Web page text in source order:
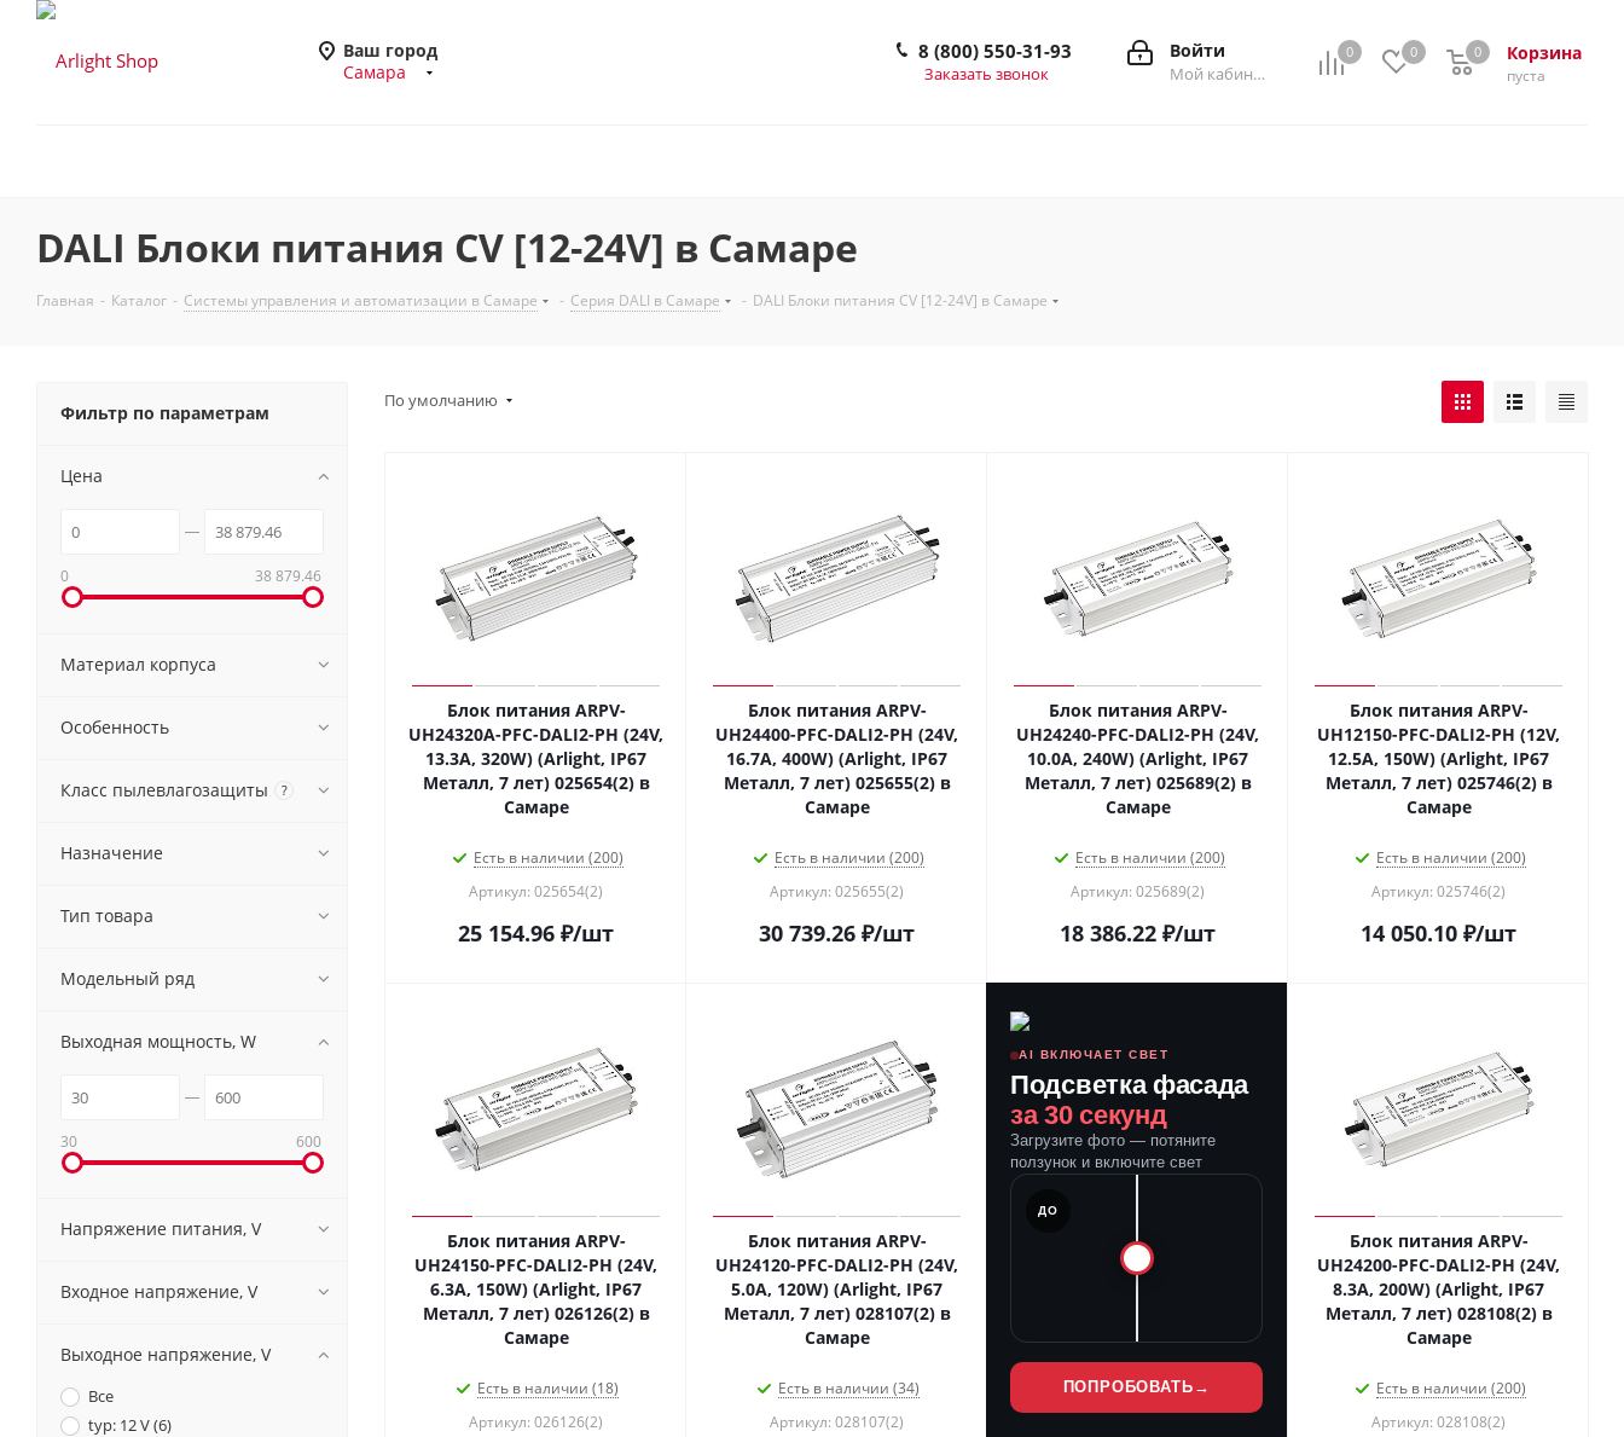
Ваш город
Самара
0 0 Корзина
0
пуста
0
Войти
Мой кабинет
8 (800) 550-31-93
Заказать звонок
DALI Блоки питания CV [12-24V] в Самаре
Главная - Каталог - Системы управления и автоматизации в Самаре - Серия DALI в Самаре - DALI Блоки питания CV [12-24V] в Самаре
По умолчанию
Блок питания ARPV-
UH24320A-PFC-DALI2-PH (24V,
13.3A, 320W) (Arlight, IP67
Металл, 7 лет) 025654(2) в
Самаре
Есть в наличии (200)
Артикул: 025654(2)
25 154.96 ₽/шт
Блок питания ARPV-
UH24400-PFC-DALI2-PH (24V,
16.7A, 400W) (Arlight, IP67
Металл, 7 лет) 025655(2) в
Самаре
Есть в наличии (200)
Артикул: 025655(2)
30 739.26 ₽/шт
Блок питания ARPV-
UH24240-PFC-DALI2-PH (24V,
10.0A, 240W) (Arlight, IP67
Металл, 7 лет) 025689(2) в
Самаре
Есть в наличии (200)
Артикул: 025689(2)
18 386.22 ₽/шт
Блок питания ARPV-
UH12150-PFC-DALI2-PH (12V,
12.5A, 150W) (Arlight, IP67
Металл, 7 лет) 025746(2) в
Самаре
Есть в наличии (200)
Артикул: 025746(2)
14 050.10 ₽/шт
Блок питания ARPV-
UH24150-PFC-DALI2-PH (24V,
6.3A, 150W) (Arlight, IP67
Металл, 7 лет) 026126(2) в
Самаре
Есть в наличии (18)
Артикул: 026126(2)
Блок питания ARPV-
UH24120-PFC-DALI2-PH (24V,
5.0A, 120W) (Arlight, IP67
Металл, 7 лет) 028107(2) в
Самаре
Есть в наличии (34)
Артикул: 028107(2)
AI ВКЛЮЧАЕТ СВЕТ
Подсветка фасада
за 30 секунд
Загрузите фото — потяните
ползунок и включите свет
ДО
ПОПРОБОВАТЬ →
Блок питания ARPV-
UH24200-PFC-DALI2-PH (24V,
8.3A, 200W) (Arlight, IP67
Металл, 7 лет) 028108(2) в
Самаре
Есть в наличии (200)
Артикул: 028108(2)
Фильтр по параметрам
Цена
0 38 879.46
Материал корпуса
Особенность
Класс пылевлагозащиты ?
Назначение
Тип товара
Модельный ряд
Выходная мощность, W
30 600
Напряжение питания, V
Входное напряжение, V
Выходное напряжение, V
Все
typ: 12 V (6)